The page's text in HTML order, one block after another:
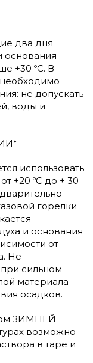
два дня
+30 ºС. В
не допускать
воды и
использовать
+20 ºС до + 30
горелки
и основания
от
Не
сильном
материала
осадков.
ЗИМНЕЙ
возможно
в таре и